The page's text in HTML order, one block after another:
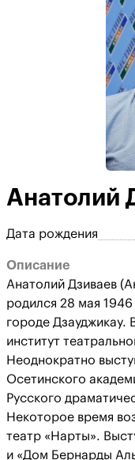
Анатолий
Дата рождения
Описание
Анатолий Дзиваев
родился 28 мая
городе Дзауджикау.
институт
Неоднократно
Осетинского
Русского
Некоторое время
театр «Нарты».
и «Дом Бернарды